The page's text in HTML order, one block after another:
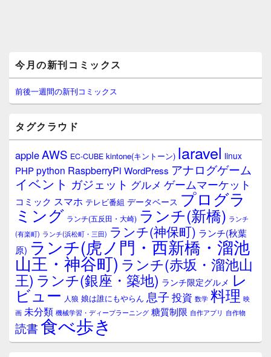
イ
ン
サ
イ
ウ
ィ
ジ
ェ
ア
今月の新刊コミックス
前後一週間の新刊コミックス
タグクラウド
appleAWS EC-CUBE kintone(キントーン) laravel linux
PHPpython RaspberryPi WordPress アナログゲーム
イベント ガジェット グルメ ゲームマーケット
コミック スマホ テレビ番組 データベース プログラ
ミング ランチ(五反田・大崎) ランチ(新橋) ランチ
(有楽町) ランチ(浜松町・三田) ランチ(神保町) ランチ(秋葉
原) ランチ(虎ノ門・西新橋・溜池
山王・神谷町) ランチ(赤坂・溜池山
王) ランチ(銀座・築地) ランチ限定グルメ レ
ビュー 人狼 娘は誰にもやらん 息子 投資 数学 料理 映
画 未分類 機械学習・ディープラーニング 糖質制限 自作アプリ 自作物
読書食べ歩き